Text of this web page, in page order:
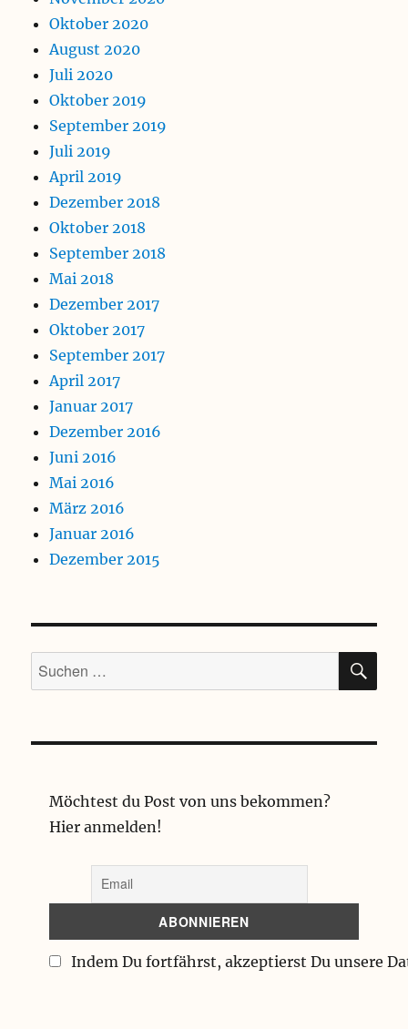
Oktober 2020
August 2020
Juli 2020
Oktober 2019
September 2019
Juli 2019
April 2019
Dezember 2018
Oktober 2018
September 2018
Mai 2018
Dezember 2017
Oktober 2017
September 2017
April 2017
Januar 2017
Dezember 2016
Juni 2016
Mai 2016
März 2016
Januar 2016
Dezember 2015
Suchen
nach:
Möchtest du Post von uns bekommen?
Hier anmelden!
Indem Du fortfährst, akzeptierst Du unsere